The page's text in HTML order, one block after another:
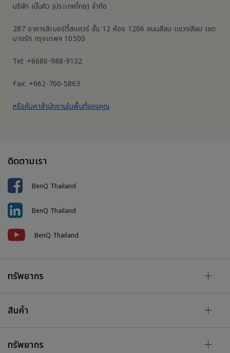
บริษัท เบ็นคิว (ประเทศไทย) จำกัด
287 อาคารลิเบอร์ตี้สแควร์ ชั้น 12 ห้อง 1206 ถนนสีลม แขวงสีลม เขต
บางรัก กรุงเทพฯ 10500
Tel: +6686-988-9132
Fax: +662-700-5863
หรือค้นหาสำนักงานในพื้นที่ของคุณ
ติดตามเรา
BenQ Thailand
BenQ Thailand
BenQ Thailand
ทรัพยากร
สินค้า
ทรัพยากร